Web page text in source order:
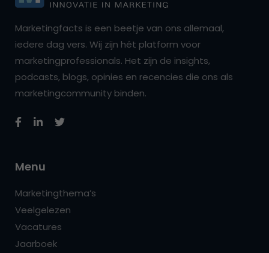
Marketingfacts is een beetje van ons allemaal,
iedere dag vers. Wij zijn hét platform voor
marketingprofessionals. Het zijn de insights,
podcasts, blogs, opinies en recencies die ons als
marketingcommunity binden.
Menu
Marketingthema’s
Veelgelezen
Vacatures
Jaarboek